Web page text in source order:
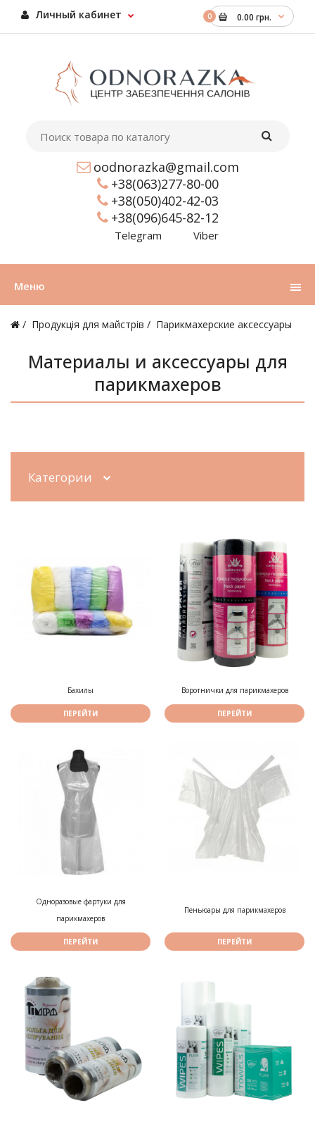
0 0.00 грн.
Личный кабинет
oodnorazka@gmail.com
+38(063)277-80-00
+38(050)402-42-03
+38(096)645-82-12
Telegram Viber
Меню
Продукція для майстрів Парикмахерские аксессуары
Материалы и аксессуары для
парикмахеров
Категории
Бахилы
ПЕРЕЙТИ
Воротнички для парикмахеров
ПЕРЕЙТИ
Одноразовые фартуки для
парикмахеров
ПЕРЕЙТИ
Пеньюары для парикмахеров
ПЕРЕЙТИ